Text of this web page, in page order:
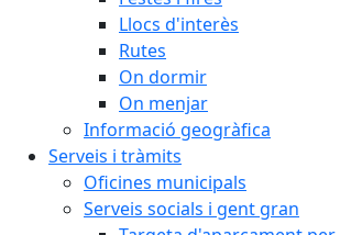
Llocs d'interès
Rutes
On dormir
On menjar
Informació geogràfica
Serveis i tràmits
Oficines municipals
Serveis socials i gent gran